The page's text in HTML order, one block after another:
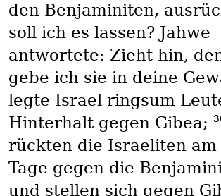
den Benjaminiten,
soll ich es lassen? Jahwe
antwortete: Zieht hin,
gebe ich sie in deine
legte Israel ringsum
Hinterhalt gegen Gibea;
rückten die Israeliten
Tage gegen die
und stellen sich gegen